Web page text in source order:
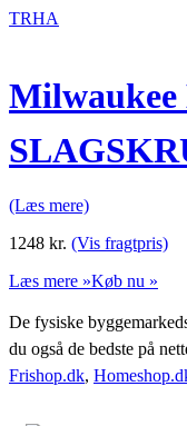
TRHA
Milwaukee
(Læs mere)
1248 kr. (Vis fragtpris)
Læs mere »Køb nu »
De fysiske
du også de bedste på
Frishop.dk,